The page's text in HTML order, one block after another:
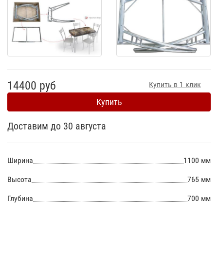
Купить в 1 клик
14400 руб
Купить
Доставим до 30 августа
Ширина 1100 мм
Высота 765 мм
Глубина 700 мм